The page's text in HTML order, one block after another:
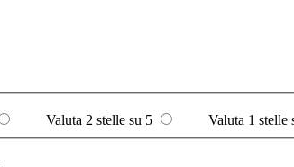
Valuta 2 stelle su 5 Valuta 1 stelle